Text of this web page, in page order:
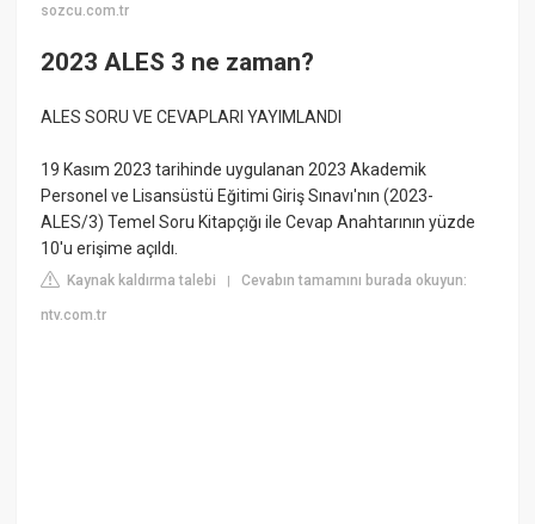
sozcu.com.tr
2023 ALES 3 ne zaman?
ALES SORU VE CEVAPLARI YAYIMLANDI
19 Kasım 2023 tarihinde uygulanan 2023 Akademik
Personel ve Lisansüstü Eğitimi Giriş Sınavı'nın (2023-
ALES/3) Temel Soru Kitapçığı ile Cevap Anahtarının yüzde
10'u erişime açıldı.
Kaynak kaldırma talebi |Cevabın tamamını burada okuyun:
ntv.com.tr